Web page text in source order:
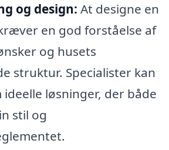
og design: At designe en
en god forståelse af
og husets
struktur. Specialister kan
løsninger, der både
stil og